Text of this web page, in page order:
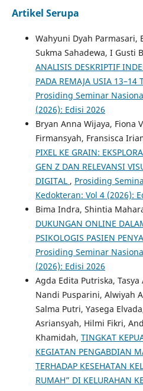
Artikel Serupa
Wahyuni Dyah Parmasari,
Sukma Sahadewa, I Gusti
ANALISIS DESKRIPTIF
PADA REMAJA USIA 13–14
Prosiding Seminar
(2026): Edisi 2026
Bryan Anna Wijaya, Fiona
Firmansyah, Fransisca
PIXEL KE GRAIN:
GEN Z DAN RELEVANSI
DIGITAL , Prosiding
Kedokteran: Vol 4 (2026):
Bima Indra, Shintia
DUKUNGAN ONLINE
PSIKOLOGIS PASIEN
Prosiding Seminar
(2026): Edisi 2026
Agda Edita Putriska,
Nandi Pusparini, Alwiyah
Salma Putri, Yasega
Asriansyah, Hilmi Fikri,
Khamidah, TINGKAT
KEGIATAN PENGABDIAN
TERHADAP KESEHATAN
RUMAH” DI KELURAHAN